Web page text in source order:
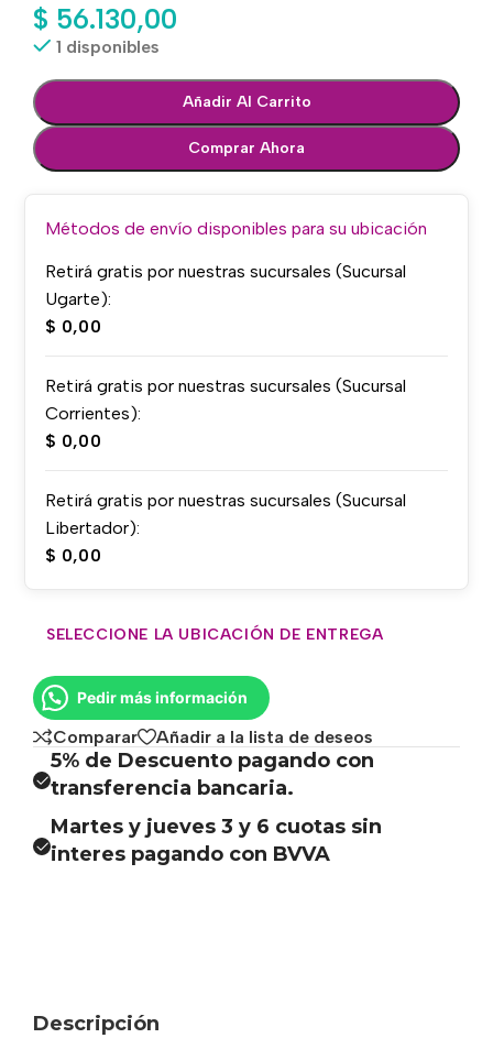
$ 56.130,00
1 disponibles
Añadir Al Carrito
Comprar Ahora
Métodos de envío disponibles para su ubicación
Retirá gratis por nuestras sucursales (Sucursal
Ugarte):
$ 0,00
Retirá gratis por nuestras sucursales (Sucursal
Corrientes):
$ 0,00
Retirá gratis por nuestras sucursales (Sucursal
Libertador):
$ 0,00
SELECCIONE LA UBICACIÓN DE ENTREGA
Pedir más información
Comparar Añadir a la lista de deseos
5% de Descuento pagando con
transferencia bancaria.
Martes y jueves 3 y 6 cuotas sin
interes pagando con BVVA
Descripción